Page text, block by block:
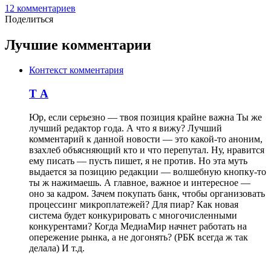
12 комментариев
Поделиться
Лучшие комментарии
Контекст комментария
Т А
Юр, если серьезно — твоя позиция крайне важна Ты же
лучший редактор года. А что я вижу? Лучший
комментарий к данной новости — это какой-то аноним,
взахлеб объясняющий кто и что перепутал. Ну, нравится
ему писать — пусть пишет, я не против. Но эта муть
выдается за позицию редакции — волшебную кнопку-то
ты ж нажимаешь. А главное, важное и интересное —
оно за кадром. Зачем покупать банк, чтобы организовать
процессинг микроплатежей? Для пиар? Как новая
система будет конкурировать с многочисленными
конкурентами? Когда МедиаМир начнет работать на
опережение рынка, а не догонять? (РБК всегда ж так
делала) И т.д.